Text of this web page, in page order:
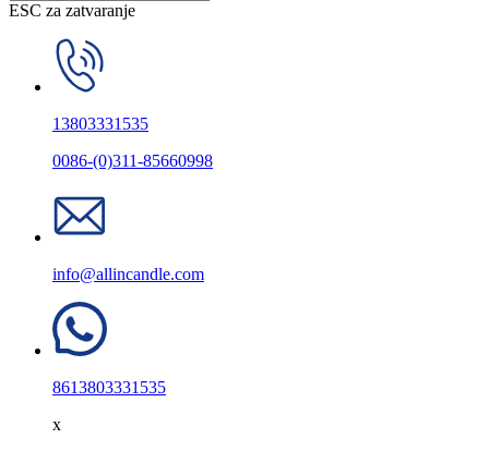
ESC za zatvaranje
13803331535
0086-(0)311-85660998
info@allincandle.com
8613803331535
x